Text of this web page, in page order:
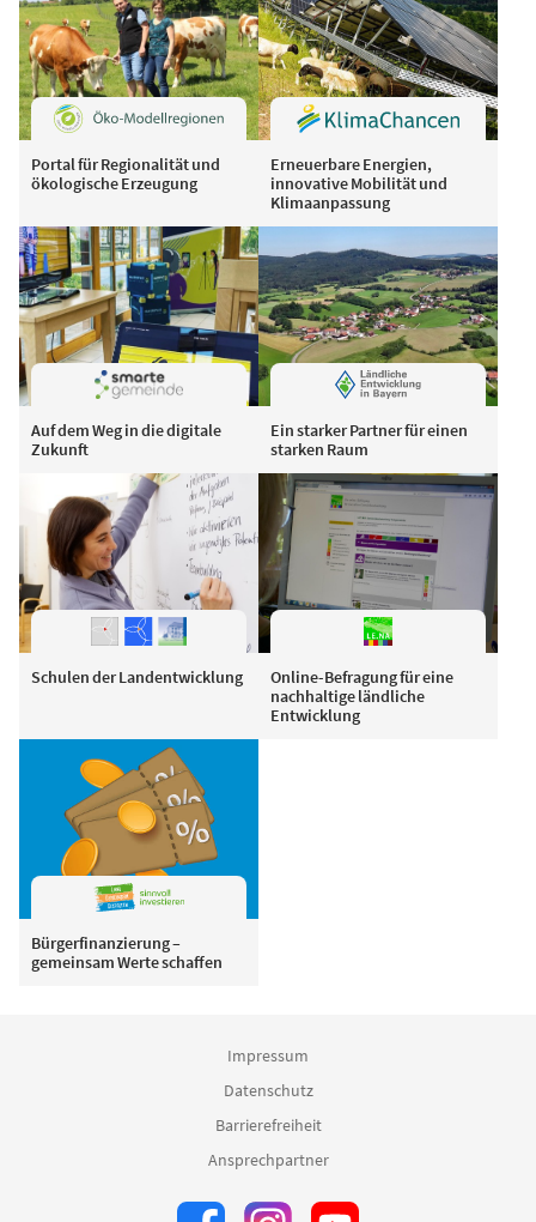
Portal für Regionalität und
ökologische Erzeugung
Erneuerbare Energien,
innovative Mobilität und
Klimaanpassung
Auf dem Weg in die digitale
Zukunft
Ein starker Partner für einen
starken Raum
Schulen der Landentwicklung
Online-Befragung für eine
nachhaltige ländliche
Entwicklung
Bürgerfinanzierung –
gemeinsam Werte schaffen
Impressum
Datenschutz
Barrierefreiheit
Ansprechpartner